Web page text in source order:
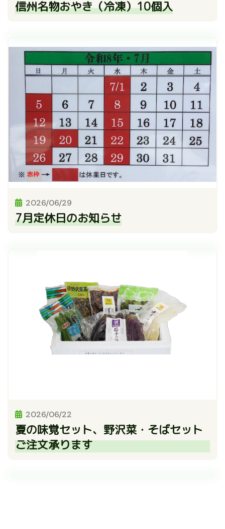
信州名物おやき（冷凍）10個入
2026/06/29
7月定休日のお知らせ
2026/06/22
夏の味覚セット、野沢菜・そばセット
ご注文承ります